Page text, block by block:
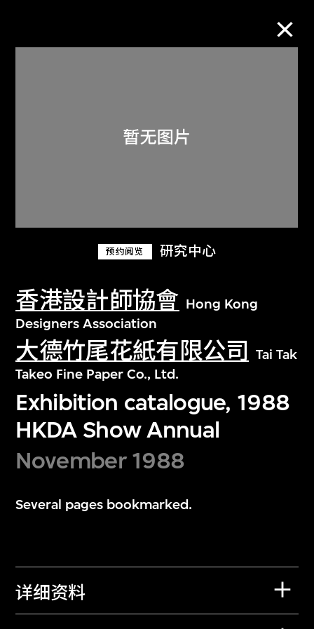
预约阅览 研究中心
香港設計師協會 Hong Kong
Designers Association
大德竹尾花紙有限公司
Tai Tak
Takeo Fine Paper Co., Ltd.
Exhibition catalogue, 1988
HKDA Show Annual
November 1988
Several pages bookmarked.
详细资料
关于M+藏品
探索世界顶级的二十及二十一世纪视觉
文化藏品。